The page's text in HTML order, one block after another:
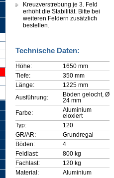
Kreuzverstrebung je 3. Feld
erhöht die Stabilität. Bitte bei
weiteren Feldern zusätzlich
bestellen.
Technische Daten:
Höhe:
1650 mm
Tiefe:
350 mm
Länge:
1225 mm
Ausführung:
Böden gelocht, Ø
24 mm
Farbe:
Aluminium
eloxiert
Typ:
120
GR/AR:
Grundregal
Böden:
4
Feldlast:
800 kg
Fachlast:
120 kg
Material:
Aluminium